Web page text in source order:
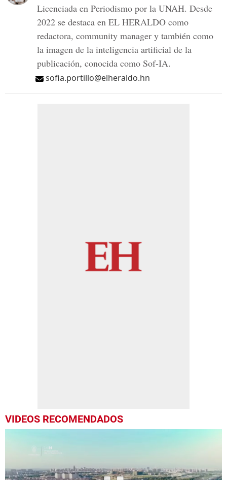
Licenciada en Periodismo por la UNAH. Desde
2022 se destaca en EL HERALDO como
redactora, community manager y también como
la imagen de la inteligencia artificial de la
publicación, conocida como Sof-IA.
sofia.portillo@elheraldo.hn
VIDEOS RECOMENDADOS